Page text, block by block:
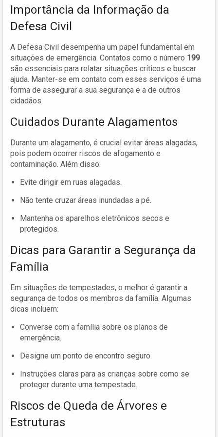
Importância da Informação da
Defesa Civil
A Defesa Civil desempenha um papel fundamental em
situações de emergência. Contatos como o número 199
são essenciais para relatar situações críticos e buscar
ajuda. Manter-se em contato com esses serviços é uma
forma de assegurar a sua segurança e a de outros
cidadãos.
Cuidados Durante Alagamentos
Durante um alagamento, é crucial evitar áreas alagadas,
pois podem ocorrer riscos de afogamento e
contaminação. Além disso:
Evite dirigir em ruas alagadas.
Não tente cruzar áreas inundadas a pé.
Mantenha os aparelhos eletrônicos secos e
protegidos.
Dicas para Garantir a Segurança da
Família
Em situações de tempestades, o melhor é garantir a
segurança de todos os membros da família. Algumas
dicas incluem:
Converse com a família sobre os planos de
emergência.
Designe um ponto de encontro seguro.
Instruções claras para as crianças sobre como se
proteger durante uma tempestade.
Riscos de Queda de Árvores e
Estruturas